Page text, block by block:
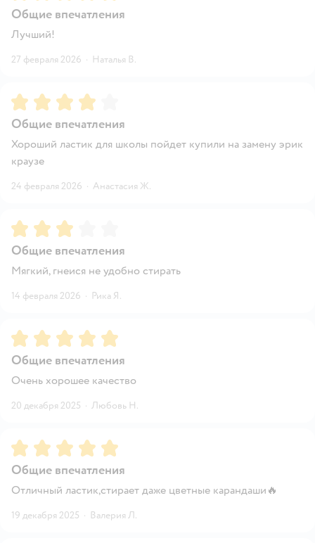
Общие впечатления
Лучший!
27 февраля 2026 · Наталья В.
Рейтинг:4
Общие впечатления
Хороший ластик для школы пойдет купили на замену эрик
краузе
24 февраля 2026 · Анастасия Ж.
Рейтинг:3
Общие впечатления
Мягкий, гнеися не удобно стирать
14 февраля 2026 · Рика Я.
Рейтинг:5
Общие впечатления
Очень хорошее качество
20 декабря 2025 · Любовь Н.
Рейтинг:5
Общие впечатления
Отличный ластик,стирает даже цветные карандаши🔥
19 декабря 2025 · Валерия Л.